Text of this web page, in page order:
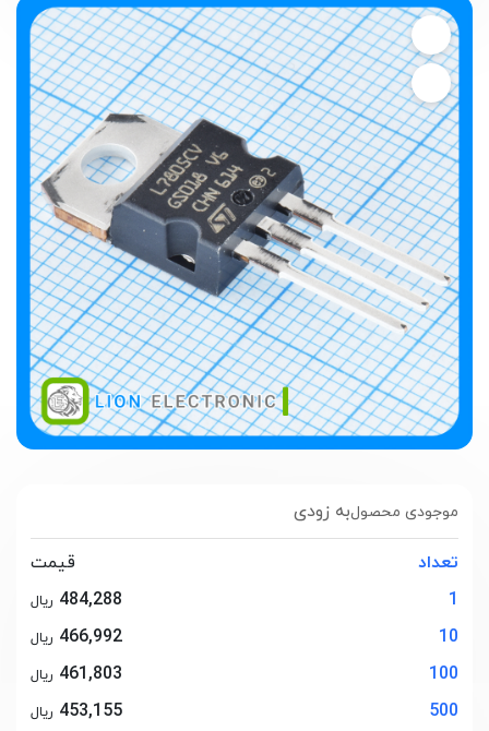
به زودیموجودی محصول
تعداد
قیمت
1
484,288 ریال
10
466,992 ریال
100
461,803 ریال
500
453,155 ریال